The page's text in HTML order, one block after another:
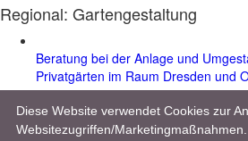
Regional: Gartengestaltung
Beratung bei der Anlage und
Privatgärten im Raum Dresden und
Werben & Kooperationen|Datenschutz &
www.pflanzenreich.com
Diese Website verwendet Cookies zur
Websitezugriffen/